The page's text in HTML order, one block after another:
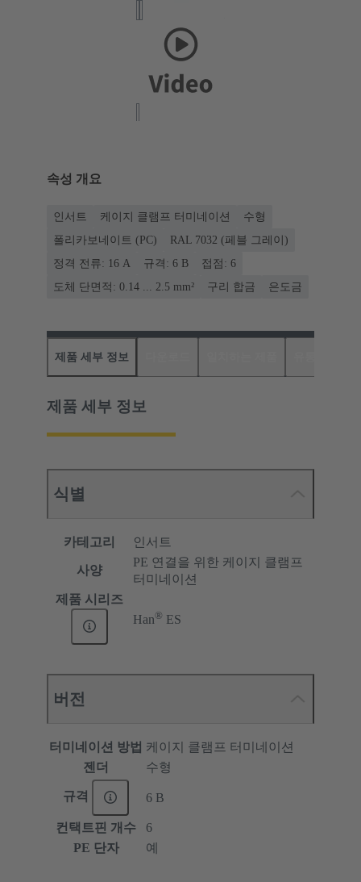
속성 개요
인서트 케이지 클램프 터미네이션
수형
폴리카보네이트 (PC)
RAL 7032 (페블 그레이)
정격 전류: ‌16 A
규격: 6 B
접점: 6
도체 단면적: 0.14 ... 2.5 mm²
구리 합금 은도금
제품 세부 정보
제품 세부 정보
식별
카테고리 인서트
사양
PE 연결을 위한 케이지 클램프
터미네이션
제품 시리즈
Han® ES
버전
터미네이션 방법 케이지 클램프 터미네이션
젠더
수형
규격 6 B
컨택트핀 개수
6
PE 단자
예